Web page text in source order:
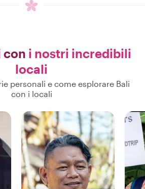
con i nostri incredibili
locali
personali e come esplorare Bali
con i locali